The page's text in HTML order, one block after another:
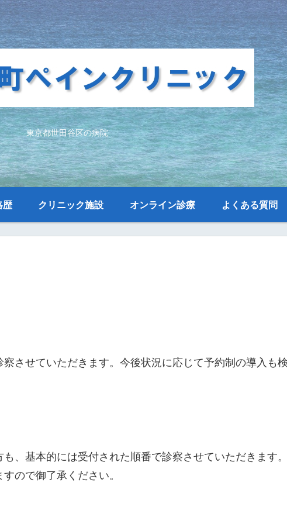
東京都世田谷区の病院
歴 クリニック施設 オンライン診療 よくある質問
させていただきます。今後状況に応じて予約制の導入も
、基本的には受付された順番で診察させていただきます。
ので御了承ください。